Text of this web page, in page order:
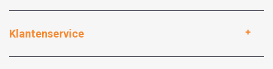
Klantenservice